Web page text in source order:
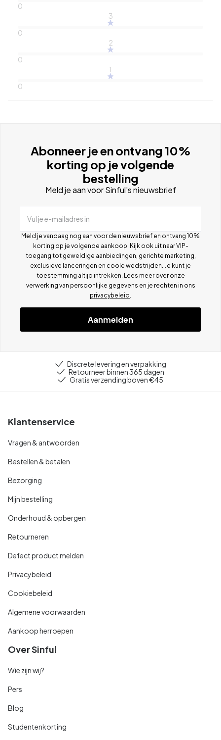
0
3
0
2
0
1
0
Abonneer je en ontvang 10%
korting op je volgende
bestelling
Meld je aan voor Sinful's nieuwsbrief
Vul je e-mailadres in
Meld je vandaag nog aan voor de nieuwsbrief en ontvang 10%
korting op je volgende aankoop. Kijk ook uit naar VIP-
toegang tot geweldige aanbiedingen, gerichte marketing,
exclusieve lanceringen en coole wedstrijden. Je kunt je
toestemming altijd intrekken. Lees meer over onze
verwerking van persoonlijke gegevens en je rechten in ons
privacybeleid
Aanmelden
Discrete levering en verpakking
Retourneer binnen 365 dagen
Gratis verzending boven €45
Klantenservice
Vragen & antwoorden
Bestellen & betalen
Bezorging
Mijn bestelling
Onderhoud & opbergen
Retourneren
Defect product melden
Privacybeleid
Cookiebeleid
Algemene voorwaarden
Aankoop herroepen
Over Sinful
Wie zijn wij?
Pers
Blog
Studentenkorting